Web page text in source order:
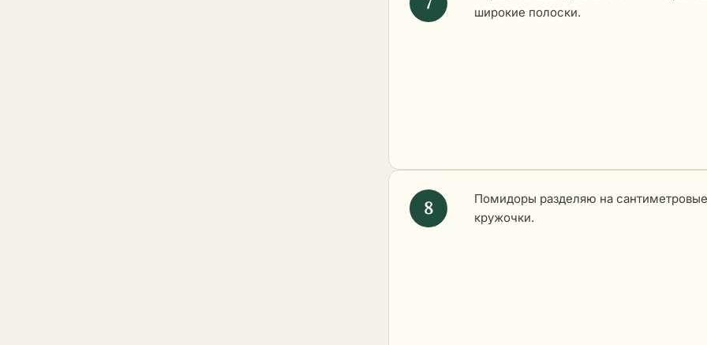
широкие полоски.
Помидоры разделяю на сантиметровые
кружочки.